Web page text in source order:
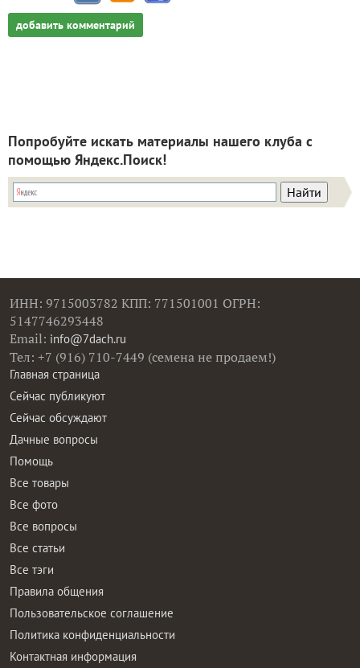
добавить комментарий
Попробуйте искать материалы нашего клуба с
помощью Яндекс.Поиск!
ИНН: 9715003782 КПП: 771501001 ОГРН:
5147746293448
Email: info@7dach.ru
Тел: +7 (916) 710-7449 (семена не продаем!)
Главная страница
Сейчас публикуют
Сейчас обсуждают
Дачные вопросы
Помощь
Все товары
Все фото
Все вопросы
Все статьи
Все тэги
Правила общения
Пользовательское соглашение
Политика конфиденциальности
Контактная информация